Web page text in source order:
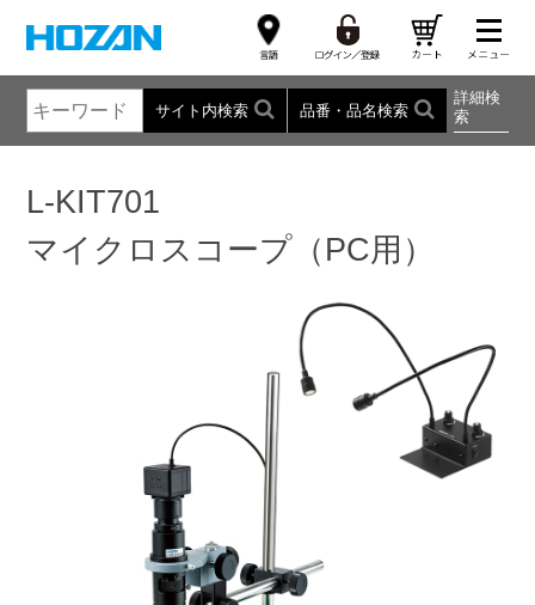
サイト内検索 品番・品名検索
詳細検
索
L-KIT701
マイクロスコープ（PC用）